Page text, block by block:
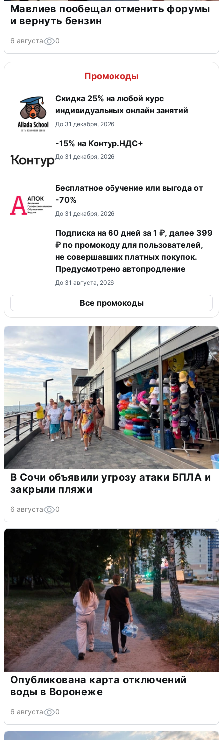
Мавлиев пообещал отменить форумы
и вернуть бензин
6 августа 0
Промокоды
Скидка 25% на любой курс
индивидуальных онлайн занятий
До 31 декабря, 2026
-15% на Контур.НДС+
До 31 декабря, 2026
Бесплатное обучение или выгода от
-70%
До 31 декабря, 2026
Подписка на 60 дней за 1 ₽, далее 399
₽ по промокоду для пользователей,
не совершавших платных покупок.
Предусмотрено автопродление
До 31 августа, 2026
Все промокоды
В Сочи объявили угрозу атаки БПЛА и
закрыли пляжи
6 августа 0
Опубликована карта отключений
воды в Воронеже
6 августа 0